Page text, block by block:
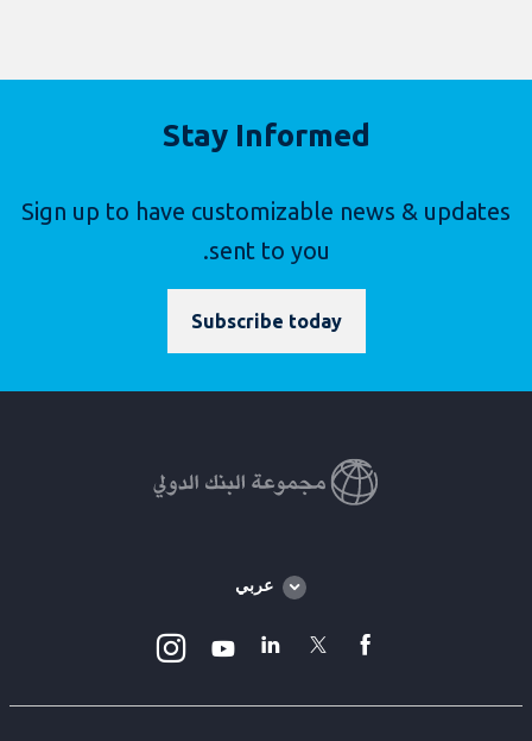
Stay Informed
Sign up to have customizable news & updates
sent to you.
Subscribe today
Global
language
عربي
facebook
Twitter
Linkedin
Youtube